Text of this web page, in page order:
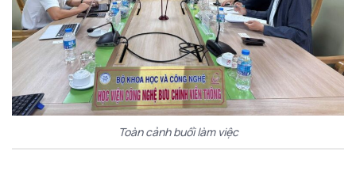
Toàn cảnh buổi làm việc